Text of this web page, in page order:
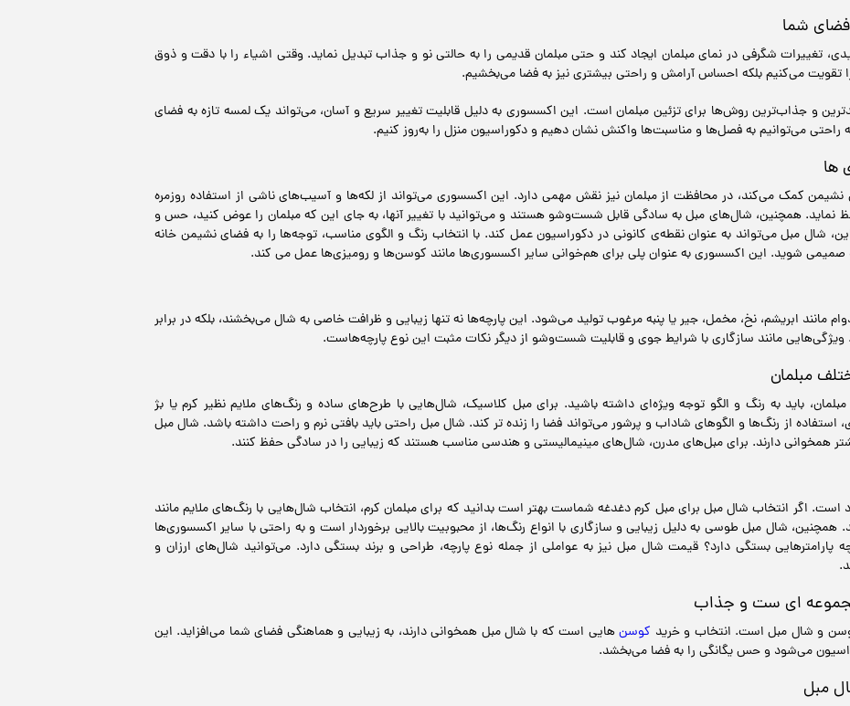
شما
تغییرات شگرفی در نمای مبلمان ایجاد کند و حتی مبلمان قدیمی را به حالتی نو و جذاب تبدیل نماید. وقتی اشیاء را با دقت و ذوق
را تقویت می‌کنیم بلکه احساس آرامش و راحتی بیشتری نیز به فضا می‌بخشیم.
و جذاب‌ترین روش‌ها برای تزئین مبلمان است. این اکسسوری به دلیل قابلیت تغییر سریع و آسان، می‌تواند یک لمسه تازه به فضای
راحتی می‌توانیم به فصل‌ها و مناسبت‌ها واکنش نشان دهیم و دکوراسیون منزل را به‌روز کنیم.
ها
نشیمن کمک می‌کند، در محافظت از مبلمان نیز نقش مهمی دارد. این اکسسوری می‌تواند از لکه‌ها و آسیب‌های ناشی از استفاده روزمره
نماید. همچنین، شال‌های مبل به سادگی قابل شست‌وشو هستند و می‌توانید با تغییر آنها، به جای این که مبلمان را عوض کنید، حس و
شال مبل می‌تواند به عنوان نقطه‌ی کانونی در دکوراسیون عمل کند. با انتخاب رنگ و الگوی مناسب، توجه‌ها را به فضای نشیمن خانه
شوید. این اکسسوری به عنوان پلی برای هم‌خوانی سایر اکسسوری‌ها مانند کوسن‌ها و رومیزی‌ها عمل می کند.
مانند ابریشم، نخ، مخمل، جیر یا پنبه مرغوب تولید می‌شود. این پارچه‌ها نه تنها زیبایی و ظرافت خاصی به شال می‌بخشند، بلکه در برابر
مانند سازگاری با شرایط جوی و قابلیت شست‌وشو از دیگر نکات مثبت این نوع پارچه‌هاست.
مبلمان
باید به رنگ و الگو توجه ویژه‌ای داشته باشید. برای مبل کلاسیک، شال‌هایی با طرح‌های ساده و رنگ‌های ملایم نظیر کرم یا بژ
استفاده از رنگ‌ها و الگوهای شاداب و پرشور می‌تواند فضا را زنده تر کند. شال مبل‌ راحتی باید بافتی نرم و راحت داشته باشد. شال مبل‌
همخوانی دارند. برای مبل‌های مدرن، شال‌های مینیمالیستی و هندسی مناسب هستند که زیبایی را در سادگی حفظ کنند.
اگر انتخاب شال مبل برای مبل کرم دغدغه شماست بهتر است بدانید که برای مبلمان کرم، انتخاب شال‌هایی با رنگ‌های ملایم مانند
همچنین، شال مبل طوسی به دلیل زیبایی و سازگاری با انواع رنگ‌ها، از محبوبیت بالایی برخوردار است و به راحتی با سایر اکسسوری‌ها
بستگی دارد؟ قیمت شال مبل نیز به عواملی از جمله نوع پارچه، طراحی و برند بستگی دارد. می‌توانید شال‌های ارزان و
ای ست و جذاب
و شال مبل است. انتخاب و خرید کوسن‌هایی است که با شال مبل همخوانی دارند، به زیبایی و هماهنگی فضای شما می‌افزاید. این
می‌شود و حس یگانگی را به فضا می‌بخشد.
مبل